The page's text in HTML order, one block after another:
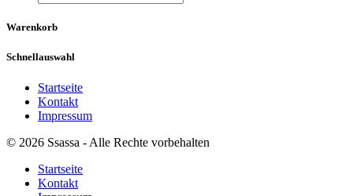
Warenkorb
Schnellauswahl
Startseite
Kontakt
Impressum
© 2026 Ssassa - Alle Rechte vorbehalten
Startseite
Kontakt